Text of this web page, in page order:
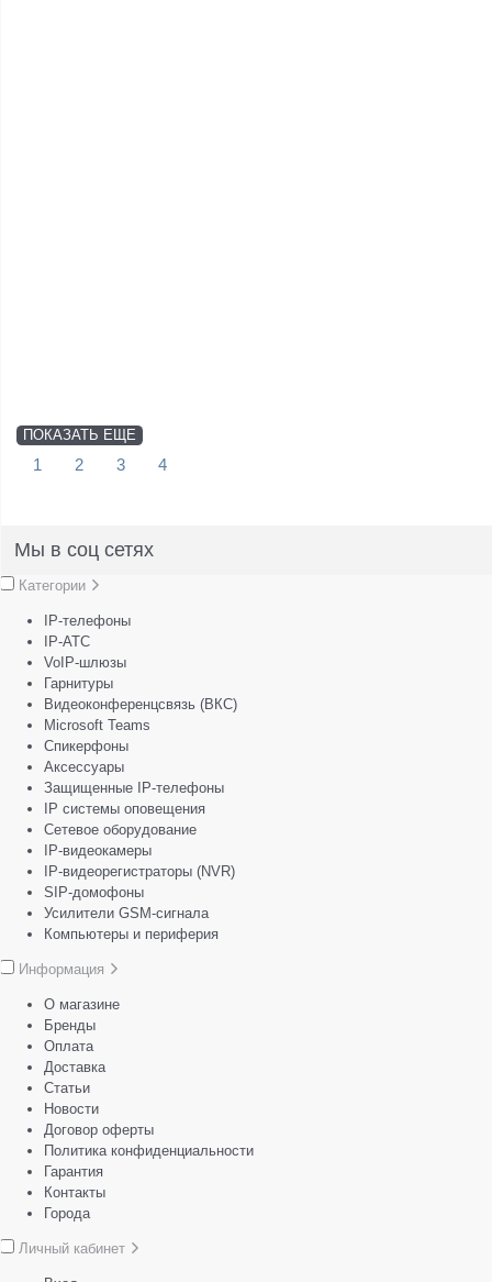
ПОКАЗАТЬ ЕЩЕ
1 2 3 4
Мы в соц сетях
Категории
IP-телефоны
IP-АТС
VoIP-шлюзы
Гарнитуры
Видеоконференцсвязь (ВКС)
Microsoft Teams
Спикерфоны
Аксессуары
Защищенные IP-телефоны
IP системы оповещения
Сетевое оборудование
IP-видеокамеры
IP-видеорегистраторы (NVR)
SIP-домофоны
Усилители GSM-сигнала
Компьютеры и периферия
Информация
О магазине
Бренды
Оплата
Доставка
Статьи
Новости
Договор оферты
Политика конфиденциальности
Гарантия
Контакты
Города
Личный кабинет